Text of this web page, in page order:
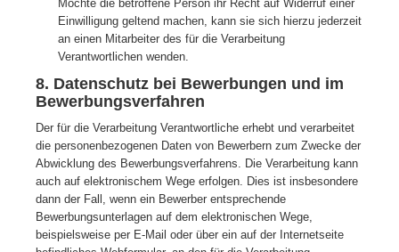
Möchte die betroffene Person ihr Recht auf Widerruf einer
Einwilligung geltend machen, kann sie sich hierzu jederzeit
an einen Mitarbeiter des für die Verarbeitung
Verantwortlichen wenden.
8. Datenschutz bei Bewerbungen und im
Bewerbungsverfahren
Der für die Verarbeitung Verantwortliche erhebt und verarbeitet
die personenbezogenen Daten von Bewerbern zum Zwecke der
Abwicklung des Bewerbungsverfahrens. Die Verarbeitung kann
auch auf elektronischem Wege erfolgen. Dies ist insbesondere
dann der Fall, wenn ein Bewerber entsprechende
Bewerbungsunterlagen auf dem elektronischen Wege,
beispielsweise per E-Mail oder über ein auf der Internetseite